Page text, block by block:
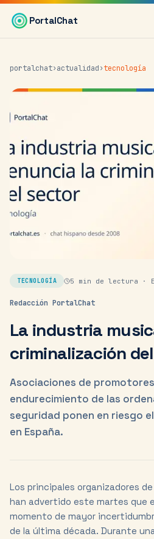
Saltar al contenido principal
PortalChat
portalchat›actualidad›tecnología
TECNOLOGÍA 5 min de lectura ·
Redacción PortalChat
La industria
criminalización
Asociaciones de
endurecimiento de las
seguridad ponen en riesgo
en España.
Los principales organizadores
han advertido este martes que
momento de mayor
de la última década. Durante